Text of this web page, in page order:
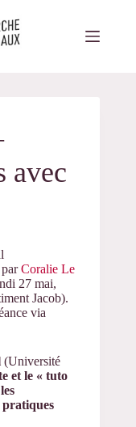
avec
Coralie Le
27 mai,
Jacob).
via
(Université
et le « tuto
pratiques